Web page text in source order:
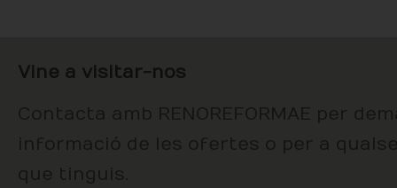
Vine a visitar-nos